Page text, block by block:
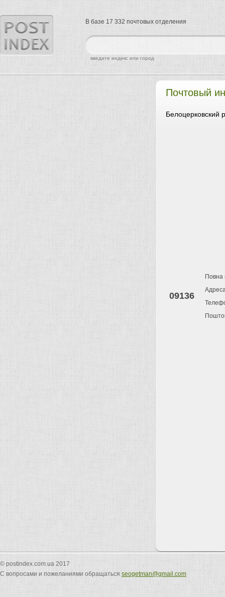
Почтовый
Белоцерковский
09136
Повна
найти
введите индекс или город
В базе 17 332 почтовых отделения
© postindex.com.ua 2017
С вопросами и пожеланиями обращаться seogetman@gmail.com